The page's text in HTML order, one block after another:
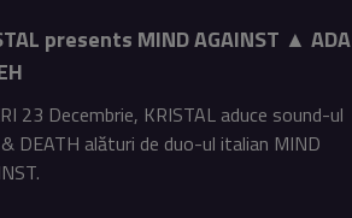
presents MIND AGAINST ▲ ADA
23 Decembrie, KRISTAL aduce sound-ul
DEATH alături de duo-ul italian MIND